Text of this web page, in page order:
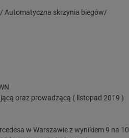
Automatyczna skrzynia biegów/
oraz prowadzącą ( listopad 2019 )
w Warszawie z wynikiem 9 na 10